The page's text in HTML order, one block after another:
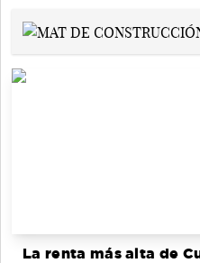
La renta más alta de